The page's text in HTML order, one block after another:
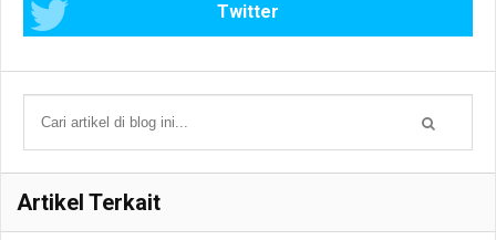
Twitter
Artikel Terkait